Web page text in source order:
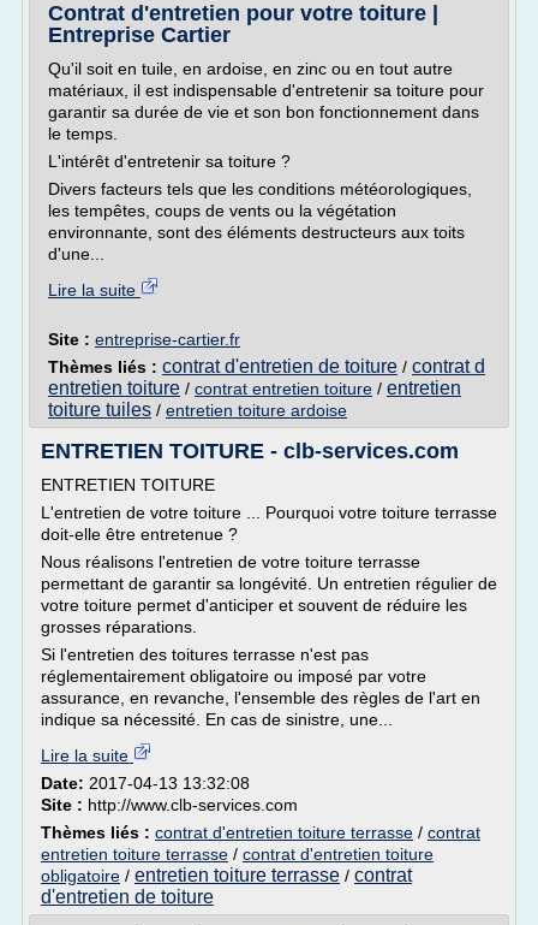
Contrat d'entretien pour votre toiture |
Entreprise Cartier
Qu'il soit en tuile, en ardoise, en zinc ou en tout autre
matériaux, il est indispensable d'entretenir sa toiture pour
garantir sa durée de vie et son bon fonctionnement dans
le temps.
L'intérêt d'entretenir sa toiture ?
Divers facteurs tels que les conditions météorologiques,
les tempêtes, coups de vents ou la végétation
environnante, sont des éléments destructeurs aux toits
d'une...
Lire la suite
Site : entreprise-cartier.fr
Thèmes liés : contrat d'entretien de toiture / contrat d
entretien toiture / contrat entretien toiture / entretien
toiture tuiles / entretien toiture ardoise
ENTRETIEN TOITURE - clb-services.com
ENTRETIEN TOITURE
L'entretien de votre toiture ... Pourquoi votre toiture terrasse
doit-elle être entretenue ?
Nous réalisons l'entretien de votre toiture terrasse
permettant de garantir sa longévité. Un entretien régulier de
votre toiture permet d'anticiper et souvent de réduire les
grosses réparations.
Si l'entretien des toitures terrasse n'est pas
réglementairement obligatoire ou imposé par votre
assurance, en revanche, l'ensemble des règles de l'art en
indique sa nécessité. En cas de sinistre, une...
Lire la suite
Date: 2017-04-13 13:32:08
Site : http://www.clb-services.com
Thèmes liés : contrat d'entretien toiture terrasse / contrat
entretien toiture terrasse / contrat d'entretien toiture
obligatoire / entretien toiture terrasse / contrat
d'entretien de toiture